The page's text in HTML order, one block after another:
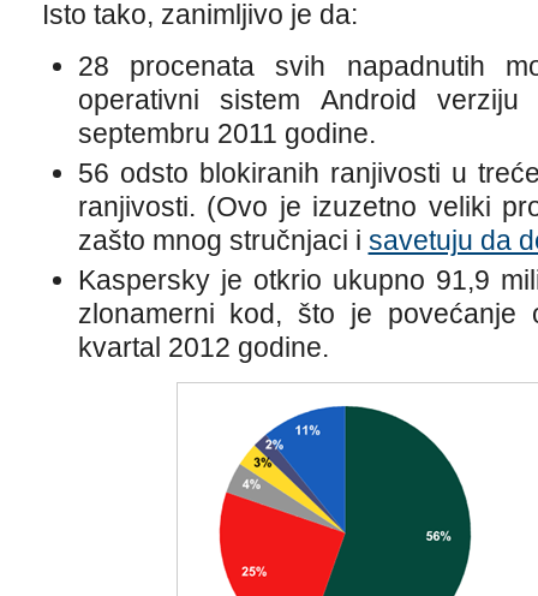
Isto tako, zanimljivo je da:
28 procenata svih napadnutih
operativni sistem Android
septembru 2011 godine.
56 odsto blokiranih ranjivosti u
ranjivosti. (Ovo je izuzetno veliki
zašto mnog stručnjaci i savetuju da
Kaspersky je otkrio ukupno 91,9
zlonamerni kod, što je
kvartal 2012 godine.